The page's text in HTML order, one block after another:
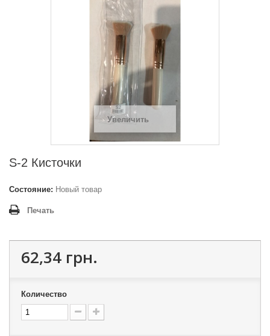
Увеличить
S-2 Кисточки
Состояние: Новый товар
Печать
62,34 грн.
Количество